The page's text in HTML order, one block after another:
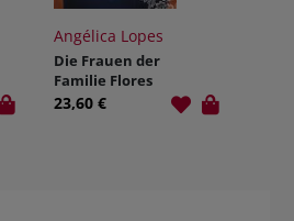
Angélica Lopes
Die Frauen der
Familie Flores
23,60 €